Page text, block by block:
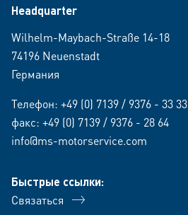
Headquarter
Wilhelm-Maybach-Straße 14-18
74196 Neuenstadt
Германия
Телефон: +49 (0) 7139 / 9376 - 33 33
факс: +49 (0) 7139 / 9376 - 28 64
info@ms-motorservice.com
Быстрые ссылки:
Связаться